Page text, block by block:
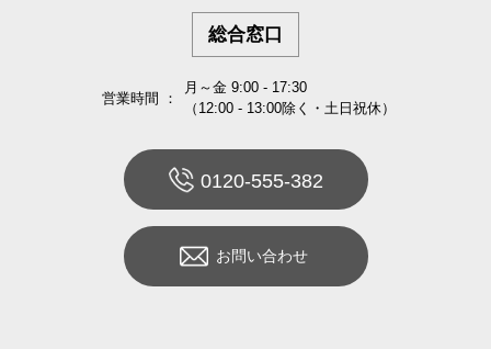
総合窓口
営業時間 ：
月～金 9:00 - 17:30
（12:00 - 13:00除く・土日祝休）
0120-555-382
お問い合わせ